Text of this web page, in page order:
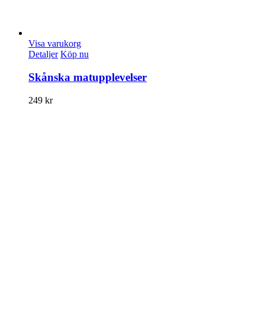
Visa varukorg
Detaljer Köp nu
Skånska matupplevelser
249 kr